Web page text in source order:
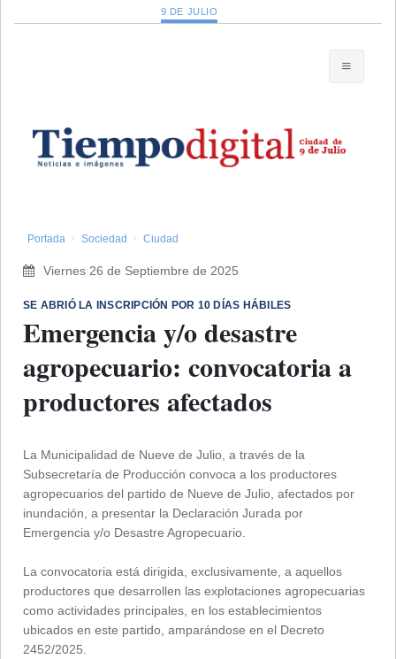
9 DE JULIO
Portada Sociedad Ciudad
Viernes 26 de Septiembre de 2025
​SE ABRIÓ LA INSCRIPCIÓN POR 10 DÍAS HÁBILES
Emergencia y/o desastre
agropecuario: convocatoria a
productores afectados
La Municipalidad de Nueve de Julio, a través de la
Subsecretaría de Producción convoca a los productores
agropecuarios del partido de Nueve de Julio, afectados por
inundación, a presentar la Declaración Jurada por
Emergencia y/o Desastre Agropecuario.
La convocatoria está dirigida, exclusivamente, a aquellos
productores que desarrollen las explotaciones agropecuarias
como actividades principales, en los establecimientos
ubicados en este partido, amparándose en el Decreto
2452/2025.